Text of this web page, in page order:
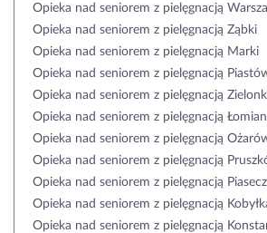
Opieka nad seniorem z pielęgnacją
Opieka nad seniorem z pielęgnacją Ząbki
Opieka nad seniorem z pielęgnacją Marki
Opieka nad seniorem z pielęgnacją
Opieka nad seniorem z pielęgnacją
Opieka nad seniorem z pielęgnacją
Opieka nad seniorem z pielęgnacją
Opieka nad seniorem z pielęgnacją
Opieka nad seniorem z pielęgnacją
Opieka nad seniorem z pielęgnacją
Opieka nad seniorem z pielęgnacją